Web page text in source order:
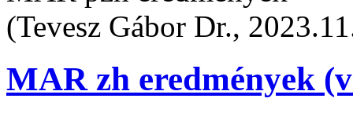
(Tevesz Gábor Dr.,
MAR zh eredmények